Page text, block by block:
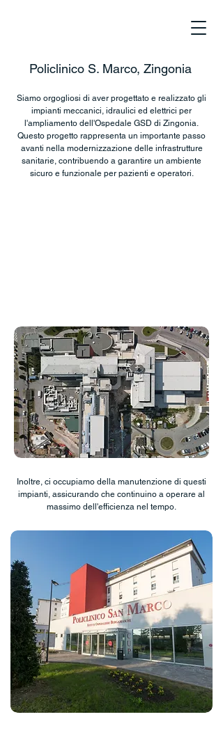
Policlinico S. Marco, Zingonia
Siamo orgogliosi di aver progettato e realizzato gli
impianti meccanici, idraulici ed elettrici per
l'ampliamento dell'Ospedale GSD di Zingonia.
Questo progetto rappresenta un importante passo
avanti nella modernizzazione delle infrastrutture
sanitarie, contribuendo a garantire un ambiente
sicuro e funzionale per pazienti e operatori.
Inoltre, ci occupiamo della manutenzione di questi
impianti, assicurando che continuino a operare al
massimo dell'efficienza nel tempo.